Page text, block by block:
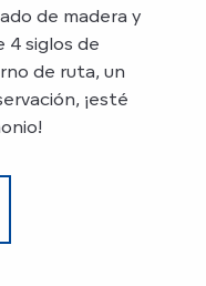
de madera y
4 siglos de
de ruta, un
¡esté